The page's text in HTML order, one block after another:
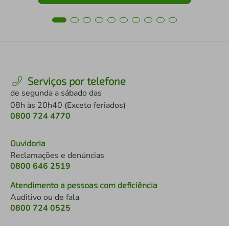
Serviços por telefone
de segunda a sábado das
08h às 20h40 (Exceto feriados)
0800 724 4770
Ouvidoria
Reclamações e denúncias
0800 646 2519
Atendimento a pessoas com deficiência
Auditivo ou de fala
0800 724 0525